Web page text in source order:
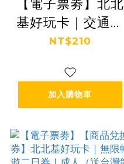
【電子票劵】北北
基好玩卡｜交通暢
遊一日券 Ⓕ
NT$210
加入購物車